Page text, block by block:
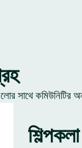
কমিউনিটির
শিল্পকলা